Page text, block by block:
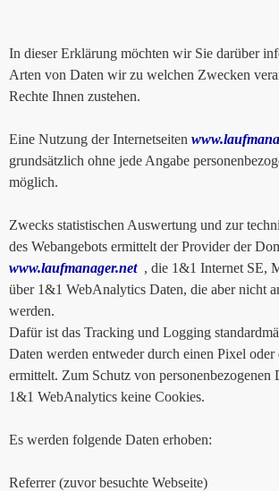
In dieser Erklärung möchten wir Sie darüber
Arten von Daten wir zu welchen Zwecken
Rechte Ihnen zustehen.
Eine Nutzung der Internetseiten
grundsätzlich ohne jede Angabe
möglich.
Zwecks statistischen Auswertung und zur
des Webangebots ermittelt der Provider der
www.laufmanager.net, die 1&1 Internet SE,
über 1&1 WebAnalytics Daten, die aber nicht
werden.
Dafür ist das Tracking und Logging
Daten werden entweder durch einen Pixel
ermittelt. Zum Schutz von personenbezogenen
1&1 WebAnalytics keine Cookies.
Es werden folgende Daten erhoben:
Referrer (zuvor besuchte Webseite)